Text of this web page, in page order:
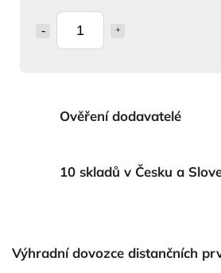
Ověření dodavatelé
10 skladů v Česku a
Výhradní dovozce distančních